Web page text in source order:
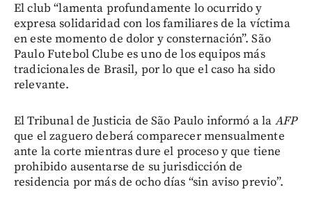
El club “lamenta profundamente lo ocurrido y
expresa solidaridad con los familiares de la víctima
en este momento de dolor y consternación”. São
Paulo Futebol Clube es uno de los equipos más
tradicionales de Brasil, por lo que el caso ha sido
relevante.
El Tribunal de Justicia de São Paulo informó a la AFP
que el zaguero deberá comparecer mensualmente
ante la corte mientras dure el proceso y que tiene
prohibido ausentarse de su jurisdicción de
residencia por más de ocho días “sin aviso previo”.